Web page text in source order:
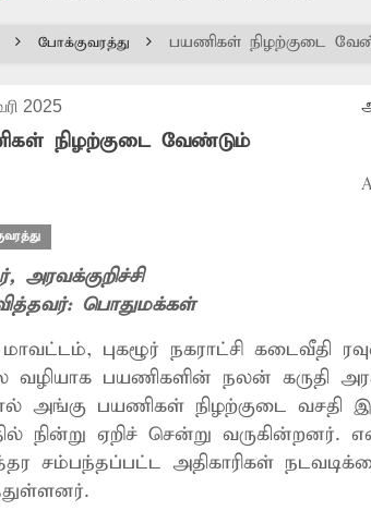
போக்குவரத்து பயணிகள் நிழற்குடை
2025
நிழற்குடை வேண்டும்
, அரவக்குறிச்சி
பொதுமக்கள்
மாவட்டம், புகழூர் நகராட்சி கடைவீதி
வழியாக பயணிகளின் நலன் கருதி
அங்கு பயணிகள் நிழற்குடை வசதி
நின்று ஏறிச் சென்று
சம்பந்தப்பட்ட அதிகாரிகள்